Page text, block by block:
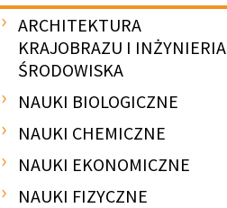
ARCHITEKTURA
KRAJOBRAZU I INŻYNIERIA
ŚRODOWISKA
NAUKI BIOLOGICZNE
NAUKI CHEMICZNE
NAUKI EKONOMICZNE
NAUKI FIZYCZNE